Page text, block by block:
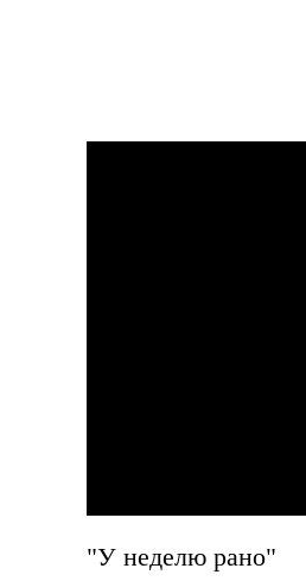
"У неделю рано"